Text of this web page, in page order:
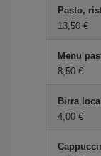
Pasto,
13,50 €
Menu
8,50 €
Birra
4,00 €